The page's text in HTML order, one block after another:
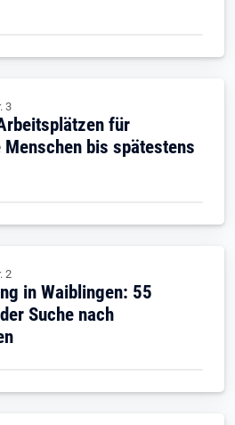
3
für
bis spätestens
2
in Waiblingen: 55
Suche nach